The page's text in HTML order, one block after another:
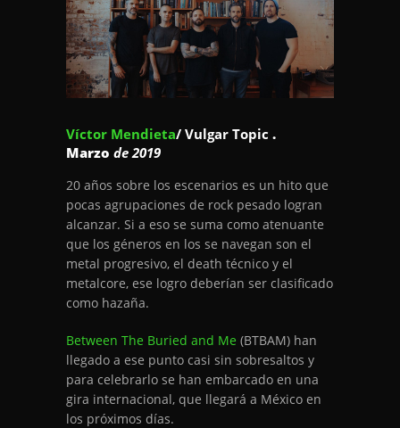
Víctor Mendieta/ Vulgar Topic .
Marzo de 2019
20 años sobre los escenarios es un hito que
pocas agrupaciones de rock pesado logran
alcanzar. Si a eso se suma como atenuante
que los géneros en los se navegan son el
metal progresivo, el death técnico y el
metalcore, ese logro deberían ser clasificado
como hazaña.
Between The Buried and Me (BTBAM) han
llegado a ese punto casi sin sobresaltos y
para celebrarlo se han embarcado en una
gira internacional, que llegará a México en
los próximos días.